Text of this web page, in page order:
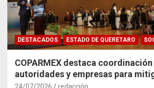
DESTACADOS ESTADO DE QUERETARO
COPARMEX destaca
autoridades y empresas para
impacto del Tren
24/07/2026 redacción